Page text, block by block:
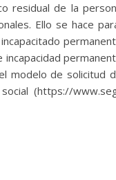
residual de la
Ello se hace
incapacidad
modelo de solicitud
(https://